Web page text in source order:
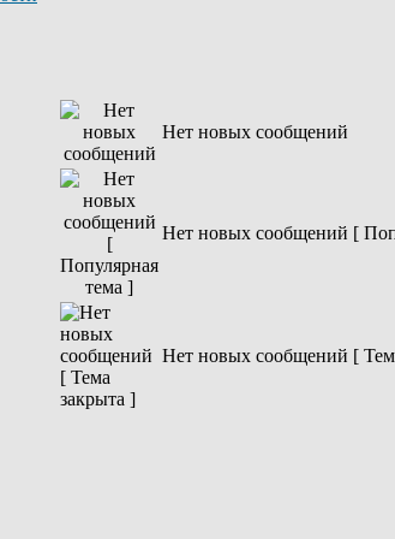
Нет новых сообщений
Нет новых сообщений [
Нет новых сообщений [